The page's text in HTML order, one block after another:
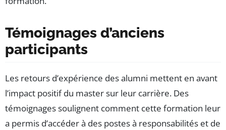
Témoignages d’anciens
participants
Les retours d’expérience des alumni mettent en avant
l’impact positif du master sur leur carrière. Des
témoignages soulignent comment cette formation leur
a permis d’accéder à des postes à responsabilités et de